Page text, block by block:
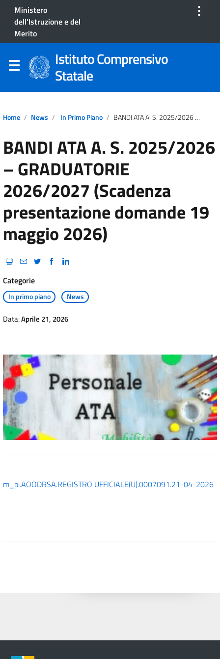
Ministero
dell'Istruzione e del
Merito
⋮
Istituto Comprensivo
Statale
Home News In Primo Piano BANDI ATA A. S. 2025/2026 – GRADUATORIE 2026/2027 (Scadenza Presentazione Domande 19 Maggio 2026)
BANDI ATA A. S. 2025/2026
– GRADUATORIE
2026/2027 (Scadenza
presentazione domande 19
maggio 2026)
Categorie
In primo piano News
Data:Aprile 21, 2026
m_pi.AOODRSA.REGISTRO UFFICIALE(U).0007091.21-04-2026